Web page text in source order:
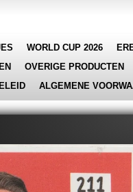
WORLD CUP 2026
OVERIGE PRODUCTEN
ALGEMENE